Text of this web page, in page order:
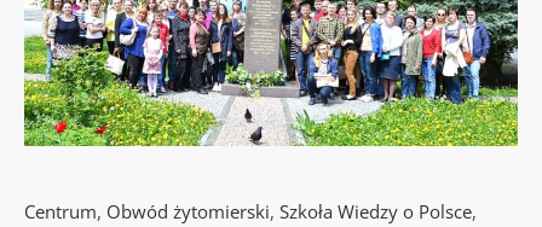
Centrum, Obwód żytomierski,Szkoła Wiedzy o Polsce,